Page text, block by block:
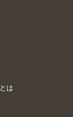
は